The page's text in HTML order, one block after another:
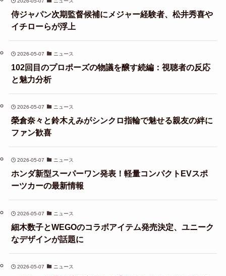
侍ジャパン次期監督候補にメジャー経験者、松井秀喜や
イチローらが浮上
2026-05-07 ニュース
102回目のプロポーズの物議を醸す続編：視聴者の反応
と魅力分析
2026-05-07 ニュース
榮倉奈々と鈴木えみがシンクロ指輪で魅せる親友の絆に
ファン歓喜
2026-05-07 ニュース
ホンダ新型スーパーワン発表！軽量コンパクトEVスポ
ーツカーの最新情報
2026-05-07 ニュース
細木数子とWEGOのコラボアイテム発売決定、ユニーク
なデザインが話題に
2026-05-07 ニュース